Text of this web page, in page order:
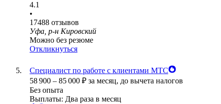
4.1
•
17488 отзывов
Уфа, р-н Кировский
Можно без резюме
Откликнуться
Специалист по работе с клиентами МТС
58 900 – 85 000 ₽ за месяц, до вычета налогов
Без опыта
Выплаты: Два раза в месяц